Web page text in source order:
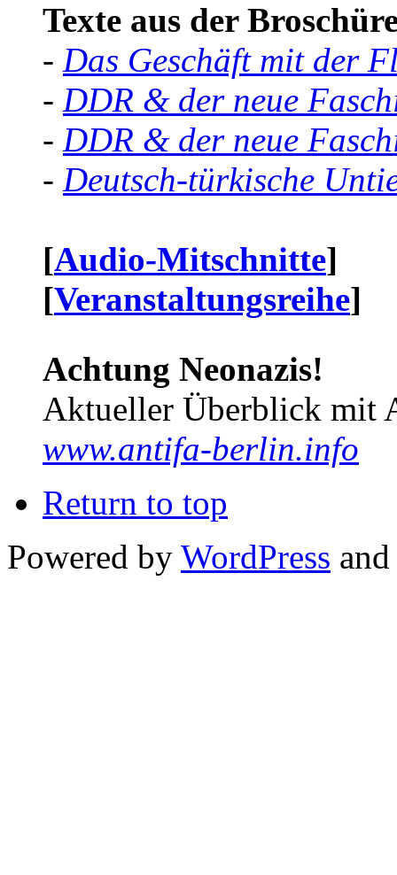
Texte aus der
- Das Geschäft mit der
- DDR & der neue
- DDR & der neue
- Deutsch-türkische
[Audio-Mitschnitte]
[Veranstaltungsreihe]
Achtung Neonazis!
Aktueller Überblick mit
www.antifa-berlin.info
Return to top
Powered by WordPress